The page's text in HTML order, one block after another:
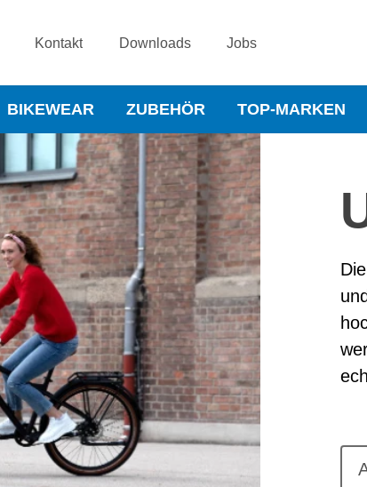
Kontakt Downloads Jobs
BIKEWEAR ZUBEHÖR TOP-MARKEN